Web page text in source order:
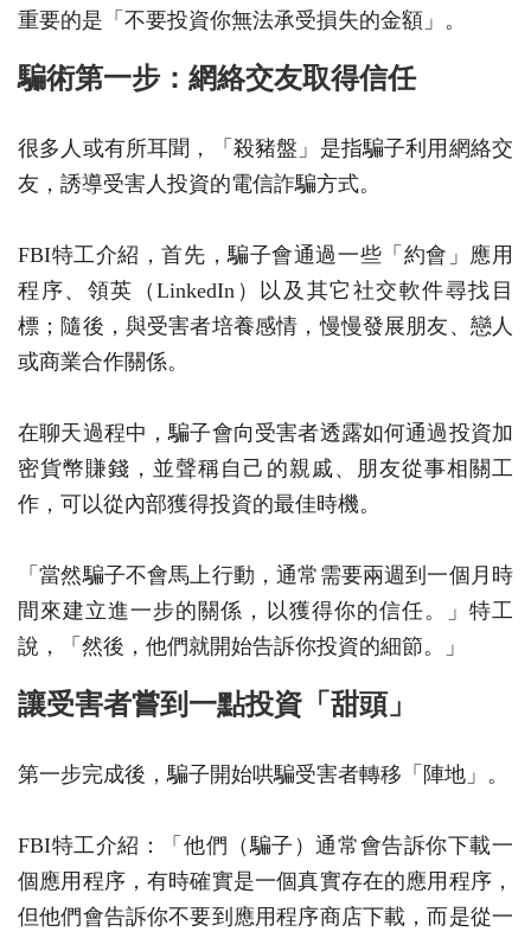
重要的是「不要投資你無法承受損失的金額」。
騙術第一步：網絡交友取得信任
很多人或有所耳聞，「殺豬盤」是指騙子利用網絡交
友，誘導受害人投資的電信詐騙方式。
FBI特工介紹，首先，騙子會通過一些「約會」應用
程序、領英（LinkedIn）以及其它社交軟件尋找目
標；隨後，與受害者培養感情，慢慢發展朋友、戀人
或商業合作關係。
在聊天過程中，騙子會向受害者透露如何通過投資加
密貨幣賺錢，並聲稱自己的親戚、朋友從事相關工
作，可以從內部獲得投資的最佳時機。
「當然騙子不會馬上行動，通常需要兩週到一個月時
間來建立進一步的關係，以獲得你的信任。」特工
說，「然後，他們就開始告訴你投資的細節。」
讓受害者嘗到一點投資「甜頭」
第一步完成後，騙子開始哄騙受害者轉移「陣地」。
FBI特工介紹：「他們（騙子）通常會告訴你下載一
個應用程序，有時確實是一個真實存在的應用程序，
但他們會告訴你不要到應用程序商店下載，而是從一